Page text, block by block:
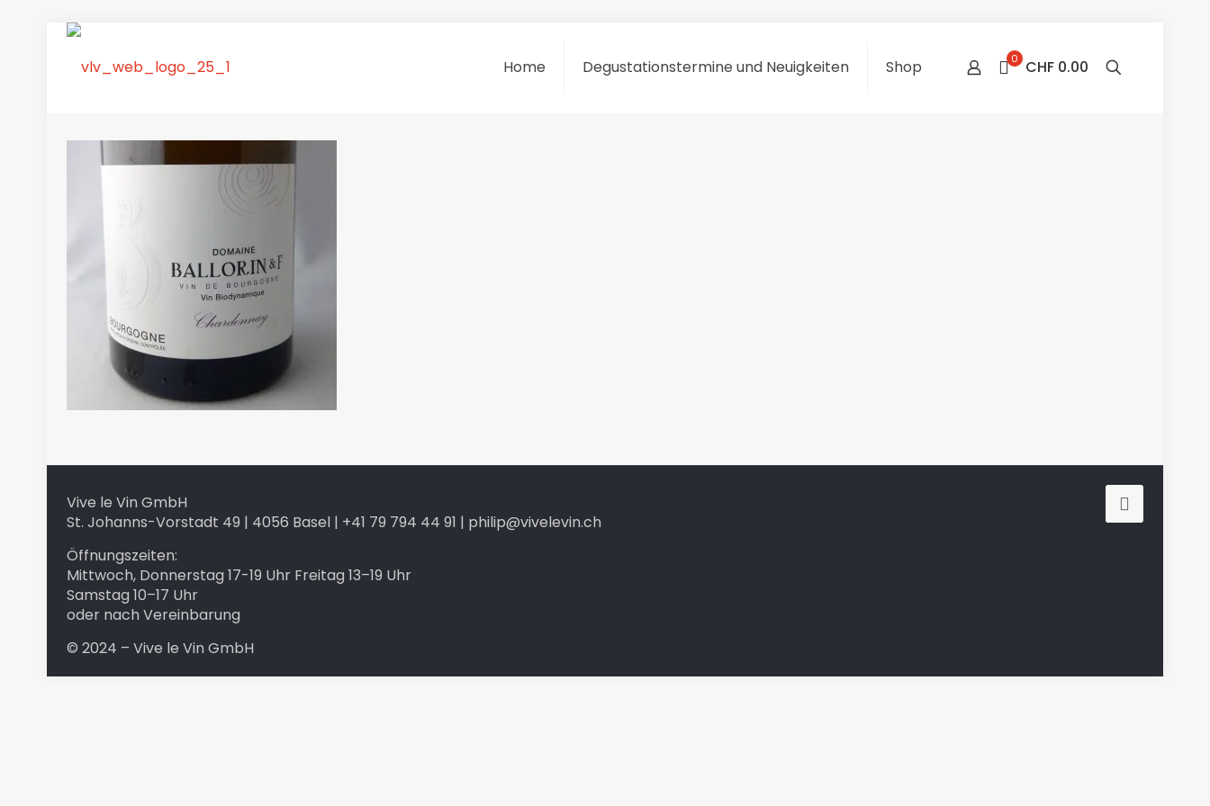
Home Degustationstermine und Neuigkeiten Shop 0 CHF 0.00
Vive le Vin GmbH
St. Johanns-Vorstadt 49 | 4056 Basel | +41 79 794 44 91 | philip@vivelevin.ch
Öffnungszeiten:
Mittwoch, Donnerstag 17-19 Uhr Freitag 13–19 Uhr
Samstag 10–17 Uhr
oder nach Vereinbarung
© 2024 – Vive le Vin GmbH